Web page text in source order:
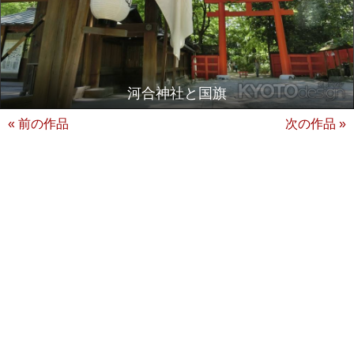
河合神社と国旗
« 前の作品 次の作品 »